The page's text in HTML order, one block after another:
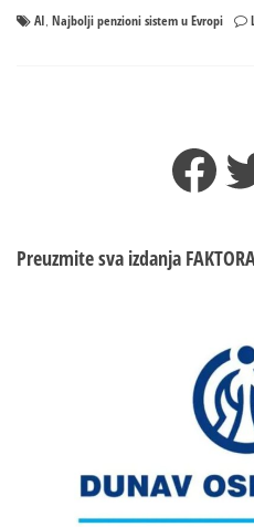
AI, Najbolji penzioni sistem u Evropi
Preuzmite sva izdanja